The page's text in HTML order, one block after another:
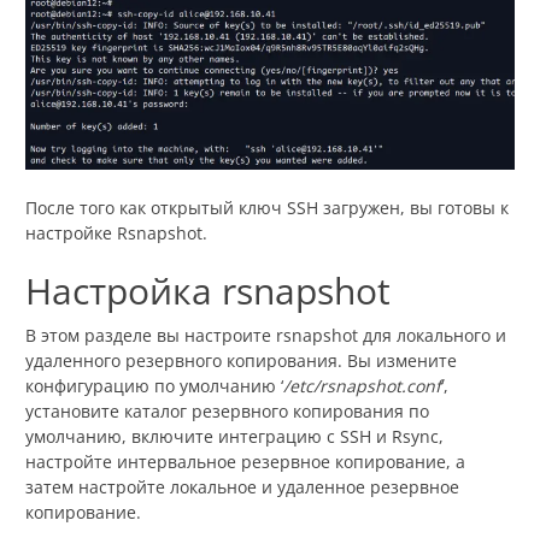
После того как открытый ключ SSH загружен, вы готовы к
настройке Rsnapshot.
Настройка rsnapshot
В этом разделе вы настроите rsnapshot для локального и
удаленного резервного копирования. Вы измените
конфигурацию по умолчанию ‘/etc/rsnapshot.conf‘,
установите каталог резервного копирования по
умолчанию, включите интеграцию с SSH и Rsync,
настройте интервальное резервное копирование, а
затем настройте локальное и удаленное резервное
копирование.